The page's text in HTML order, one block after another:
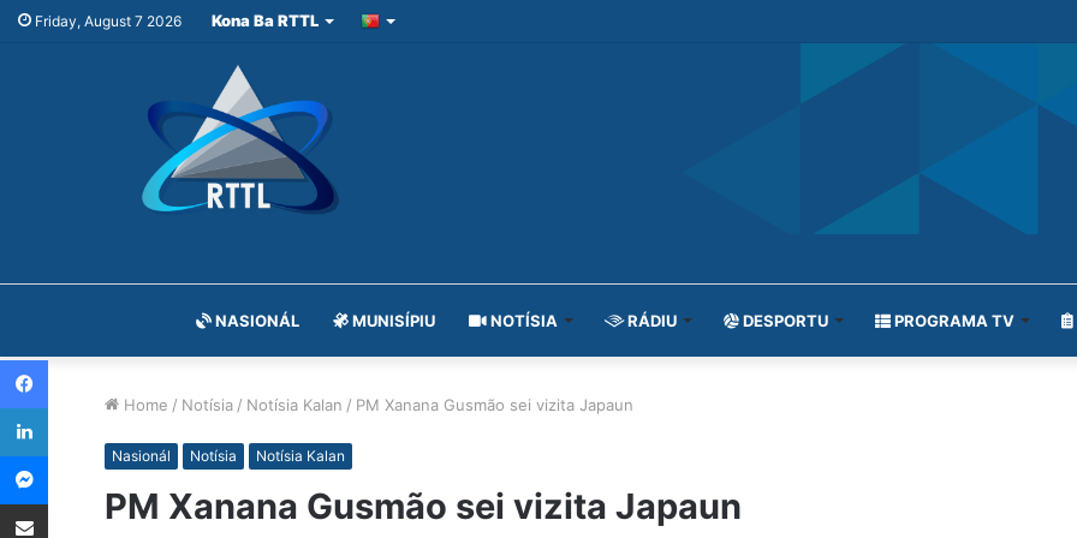
Friday, August 7 2026 Kona Ba RTTL
NASIONÁL MUNISÍPIU NOTÍSIA RÁDIU DESPORTU PROGRAMA TV
Home / Notísia / Notísia Kalan / PM Xanana Gusmão sei vizita Japaun
Nasionál Notísia Notísia Kalan
PM Xanana Gusmão sei vizita Japaun
Facebook
LinkedIn
Messenger